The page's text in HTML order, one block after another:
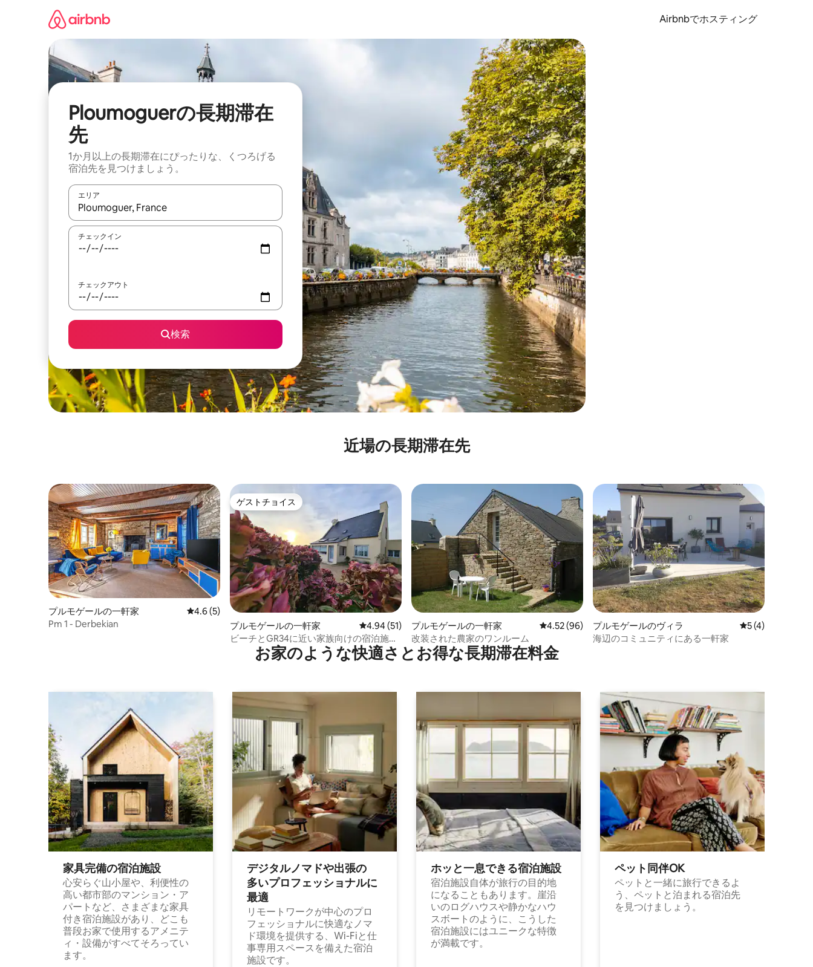
Airbnbでホスティング
Ploumoguerの長期滞在
先
1か月以上の長期滞在にぴったりな、くつろげる
宿泊先を見つけましょう。
エリア
検索結果が表示されたら、上下の矢印キーを使って移動するか、画面をタッチまたはスワイプして検索結果を確認することができます。
チェックイン
チェックアウト
検索
近場の長期滞在先
プルモゲールの一軒家 レビュー5件、5つ星中4.6つ星の平均評価
4.6 (5)
Pm 1 - Derbekian
ゲストチョイス
ゲストチョイス
プルモゲールの一軒家 レビュー51件、5つ星中4.94つ星の平均評価
4.94 (51)
ビーチとGR34に近い家族向けの宿泊施設
タイ・オルタンシア
プルモゲールの一軒家 レビュー96件、5つ星中4.52つ星の平均評価
4.52 (96)
改装された農家のワンルーム
プルモゲールのヴィラ レビュー4件、5
5 (4)
海辺のコミュニティにある一軒家
お家のような快⁠適⁠さ⁠とお⁠得⁠な長⁠期⁠滞⁠在料⁠金
家具完備の宿⁠泊⁠施⁠設
心安らぐ山小屋や、利便性の
高い都市部のマンション・ア
パートなど、さまざまな家具
付き宿泊施設があり、どこも
普段お家で使用するアメニテ
ィ・設備がすべてそろってい
ます。
デジタルノマドや出⁠張⁠の
多⁠いプ⁠ロ⁠フ⁠ェ⁠ッ⁠シ⁠ョ⁠ナ⁠ル⁠に
最⁠適
リモートワークが中心のプロ
フェッショナルに快適なノマ
ド環境を提供する、Wi-Fiと仕
事専用スペースを備えた宿泊
施設です。
ホッと一⁠息⁠で⁠き⁠る宿⁠泊施⁠設
宿泊施設自体が旅行の目的地
になることもあります。崖沿
いのログハウスや静かなハウ
スボートのように、こうした
宿泊施設にはユニークな特徴
が満載です。
ペット同⁠伴OK
ペットと一緒に旅行できるよ
う、ペットと泊まれる宿泊先
を見つけましょう。